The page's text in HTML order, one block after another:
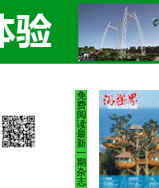
免
费
阅
读
最
新
一
期
杂
志